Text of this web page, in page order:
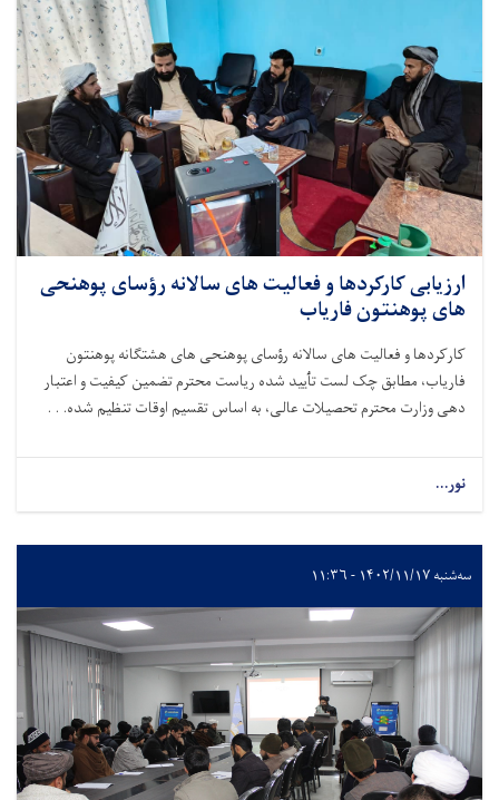
ارزیابی کارکردها و فعالیت های سالانه رؤسای پوهنحی
های پوهنتون فاریاب
کارکردها و فعالیت های سالانه رؤسای پوهنحی های هشتگانه پوهنتون
فاریاب، مطابق چک لست تٲیید شده ریاست محترم تضمین کیفیت و اعتبار
دهی وزارت محترم تحصیلات عالی، به اساس تقسیم اوقات تنظیم شده. . .
نور...
سه‌شنبه ۱۴۰۲/۱۱/۱۷ - ۱۱:۳۶